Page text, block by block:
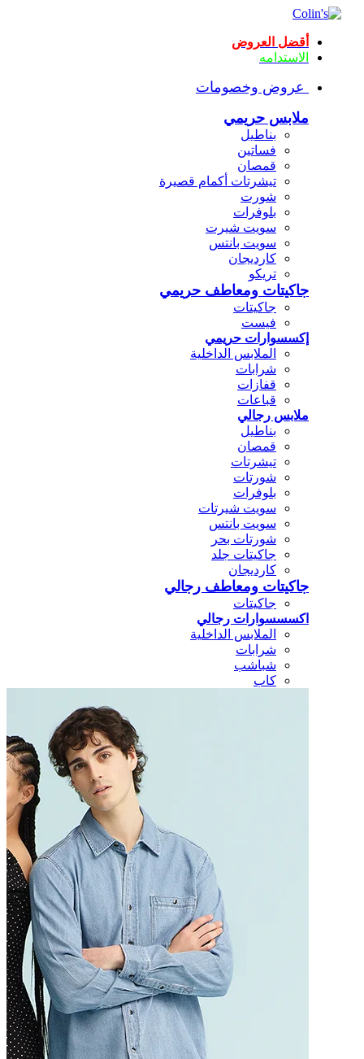
أقضل العروض
الاستدامه
عروض وخصومات
ملابس حريمي
بناطيل
فساتين
قمصان
تيشرتات أكمام قصيرة
شورت
بلوفرات
سويت شيرت
سويت بانتس
كارديجان
تريكو
جاكيتات ومعاطف حريمي
جاكيتات
فيست
إكسسوارات حريمي
الملابس الداخلية
شرابات
قفازات
قباعات
ملابس رجالي
بناطيل
قمصان
تيشرتات
شورتات
بلوفرات
سويت شيرتات
سويت بانتس
شورتات بحر
جاكيتات جلد
كارديجان
جاكيتات ومعاطف رجالي
جاكيتات
اكسسسوارات رجالي
الملابس الداخلية
شرابات
شباشب
كاب